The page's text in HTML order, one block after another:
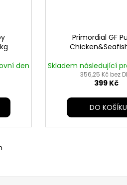
den
Primordial GF
Skladem následující
356,25 Kč bez
399 Kč
DO KOŠÍKU